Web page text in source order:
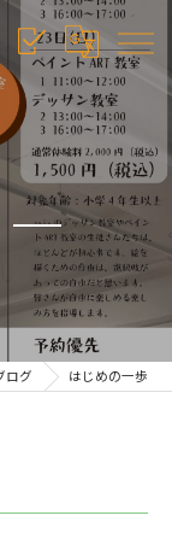
ログ はじめの一歩